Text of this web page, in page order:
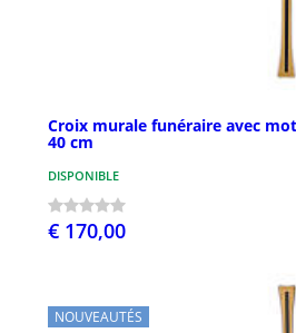
Croix murale funéraire avec
40 cm
DISPONIBLE
€ 170,00
NOUVEAUTÉS